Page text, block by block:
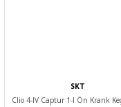
SKT
Clio 4-IV Captur 1-I Ön Krank